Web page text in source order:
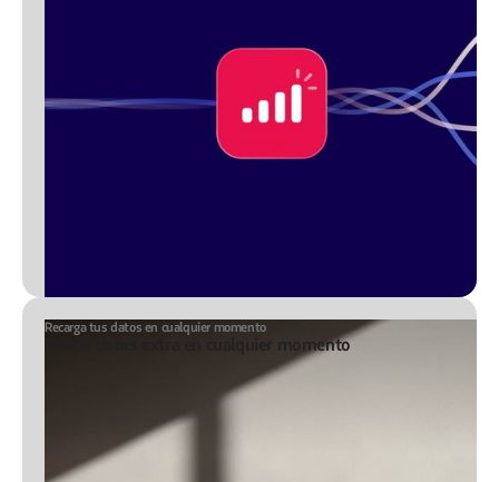
Recarga tus datos en cualquier momento
Añade datos extra en cualquier momento